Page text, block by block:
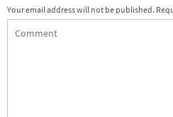
Your email address will not be published.